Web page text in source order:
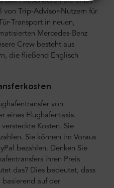
von Trip-Advisor-Nutzern für
Transport in neuen,
Mercedes-Benz
Crew besteht aus
die fließend Englisch
von
eines Flughafentaxis.
Kosten. Sie
Sie können im Voraus
bezahlen. Denken Sie
ihren Preis
das? Dies bedeutet, dass
basierend auf der